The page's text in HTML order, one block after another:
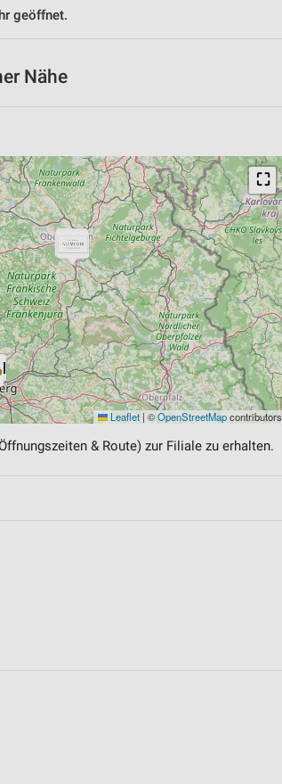
geöffnet.
Nähe
⛶
Leaflet | ©OpenStreetMapcontributors
& Route) zur Filiale zu erhalten.